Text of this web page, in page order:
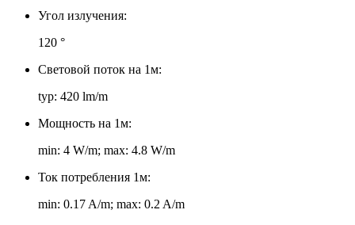
Угол излучения:
120 °
Световой поток на 1м:
typ: 420 lm/m
Мощность на 1м:
min: 4 W/m; max: 4.8 W/m
Ток потребления 1м:
min: 0.17 A/m; max: 0.2 A/m